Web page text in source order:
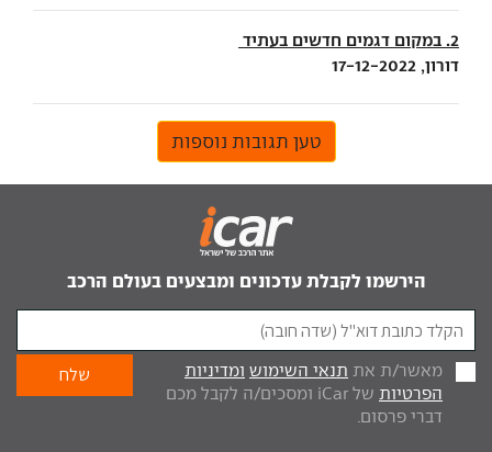
2. במקום דגמים חדשים בעתיד
דורון, 17-12-2022
טען תגובות נוספות
הירשמו לקבלת עדכונים ומבצעים בעולם הרכב
מאשר/ת את תנאי השימוש ומדיניות
הפרטיות
של iCar ומסכים/ה לקבל מכם
דברי פרסום.